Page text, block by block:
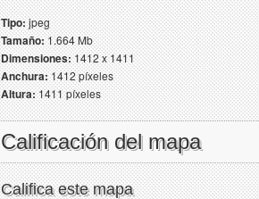
Tipo:jpeg
Tamaño:1.664 Mb
Dimensiones:1412 x 1411
Anchura:1412 píxeles
Altura:1411 píxeles
Calificación del mapa
Califica este mapa